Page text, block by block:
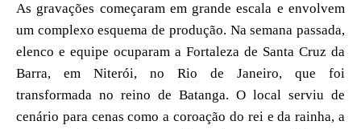
As gravações começaram em grande escala e envolvem
um complexo esquema de produção. Na semana passada,
elenco e equipe ocuparam a Fortaleza de Santa Cruz da
Barra, em Niterói, no Rio de Janeiro, que foi
transformada no reino de Batanga. O local serviu de
cenário para cenas como a coroação do rei e da rainha, a